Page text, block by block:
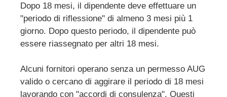
Dopo 18 mesi, il dipendente deve effettuare un
"periodo di riflessione" di almeno 3 mesi più 1
giorno. Dopo questo periodo, il dipendente può
essere riassegnato per altri 18 mesi.
Alcuni fornitori operano senza un permesso AUG
valido o cercano di aggirare il periodo di 18 mesi
lavorando con "accordi di consulenza". Questi